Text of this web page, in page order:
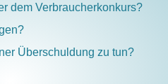
dem Verbraucherkonkurs?
Überschuldung zu tun?